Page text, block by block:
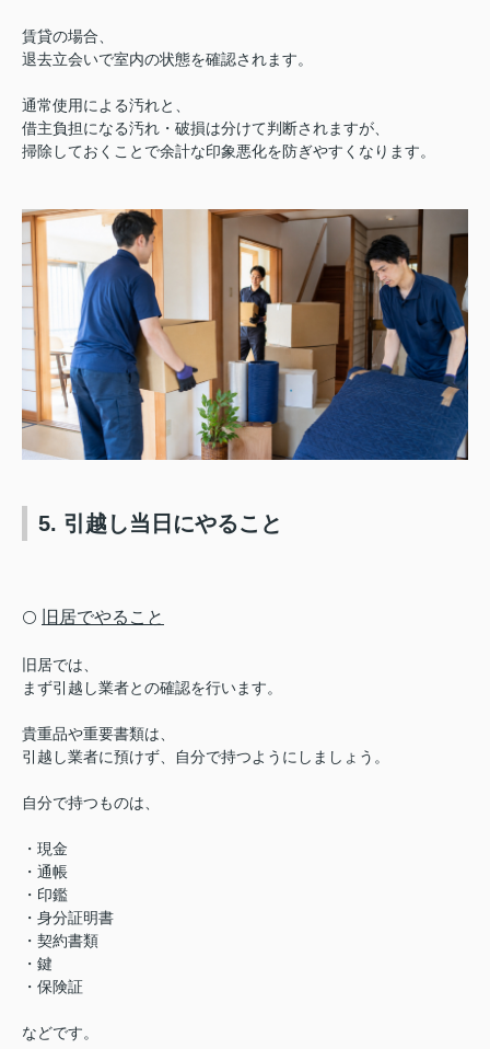
賃貸の場合、
退去立会いで室内の状態を確認されます。
通常使用による汚れと、
借主負担になる汚れ・破損は分けて判断されますが、
掃除しておくことで余計な印象悪化を防ぎやすくなります。
5. 引越し当日にやること
⚪️ 旧居でやること
旧居では、
まず引越し業者との確認を行います。
貴重品や重要書類は、
引越し業者に預けず、自分で持つようにしましょう。
自分で持つものは、
・現金
・通帳
・印鑑
・身分証明書
・契約書類
・鍵
・保険証
などです。